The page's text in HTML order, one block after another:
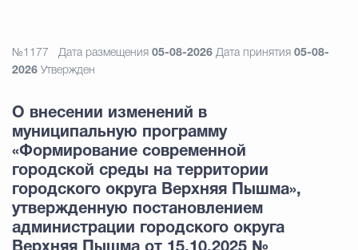
№1177 Дата размещения 05-08-2026 Дата принятия 05-08-
2026 Утвержден
О внесении изменений в
муниципальную программу
«Формирование современной
городской среды на территории
городского округа Верхняя Пышма»,
утвержденную постановлением
администрации городского округа